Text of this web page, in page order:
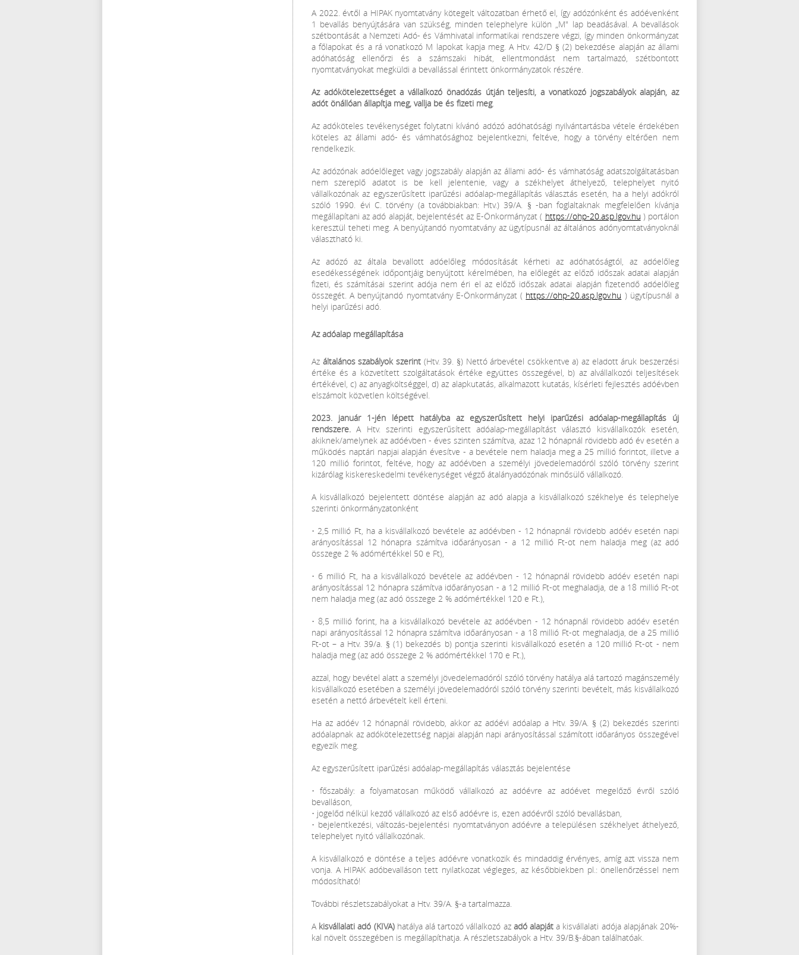
A 2022. évtől a HIPAK nyomtatvány kötegelt változatban érhető el, így adózónként és adóévenként
1 bevallás benyújtására van szükség, minden telephelyre külön „M" lap beadásával. A bevallások
szétbontását a Nemzeti Adó- és Vámhivatal informatikai rendszere végzi, így minden önkormányzat
a főlapokat és a rá vonatkozó M lapokat kapja meg. A Htv. 42/D § (2) bekezdése alapján az állami
adóhatóság ellenőrzi és a számszaki hibát, ellentmondást nem tartalmazó, szétbontott
nyomtatványokat megküldi a bevallással érintett önkormányzatok részére.
Az adókötelezettséget a vállalkozó önadózás útján teljesíti, a vonatkozó jogszabályok alapján, az
adót önállóan állapítja meg, vallja be és fizeti meg.
Az adóköteles tevékenységet folytatni kívánó adózó adóhatósági nyilvántartásba vétele érdekében
köteles az állami adó- és vámhatósághoz bejelentkezni, feltéve, hogy a törvény eltérően nem
rendelkezik.
Az adózónak adóelőleget vagy jogszabály alapján az állami adó- és vámhatóság adatszolgáltatásban
nem szereplő adatot is be kell jelentenie, vagy a székhelyet áthelyező, telephelyet nyitó
vállalkozónak az egyszerűsített iparűzési adóalap-megállapítás választás esetén, ha a helyi adókról
szóló 1990. évi C. törvény (a továbbiakban: Htv.) 39/A. § -ban foglaltaknak megfelelően kívánja
megállapítani az adó alapját, bejelentését az E-Önkormányzat ( https://ohp-20.asp.lgov.hu ) portálon
keresztül teheti meg. A benyújtandó nyomtatvány az ügytípusnál az általános adónyomtatványoknál
választható ki.
Az adózó az általa bevallott adóelőleg módosítását kérheti az adóhatóságtól, az adóelőleg
esedékességének időpontjáig benyújtott kérelmében, ha előlegét az előző időszak adatai alapján
fizeti, és számításai szerint adója nem éri el az előző időszak adatai alapján fizetendő adóelőleg
összegét. A benyújtandó nyomtatvány E-Önkormányzat ( https://ohp-20.asp.lgov.hu ) ügytípusnál a
helyi iparűzési adó.
Az adóalap megállapítása
Az általános szabályok szerint(Htv. 39. §) Nettó árbevétel csökkentve a) az eladott áruk beszerzési
értéke és a közvetített szolgáltatások értéke együttes összegével, b) az alvállalkozói teljesítések
értékével, c) az anyagköltséggel, d) az alapkutatás, alkalmazott kutatás, kísérleti fejlesztés adóévben
elszámolt közvetlen költségével.
2023. január 1-jén lépett hatályba az egyszerűsített helyi iparűzési adóalap-megállapítás új
rendszere. A Htv. szerinti egyszerűsített adóalap-megállapítást választó kisvállalkozók esetén,
akiknek/amelynek az adóévben - éves szinten számítva, azaz 12 hónapnál rövidebb adó év esetén a
működés naptári napjai alapján évesítve - a bevétele nem haladja meg a 25 millió forintot, illetve a
120 millió forintot, feltéve, hogy az adóévben a személyi jövedelemadóról szóló törvény szerint
kizárólag kiskereskedelmi tevékenységet végző átalányadózónak minősülő vállalkozó.
A kisvállalkozó bejelentett döntése alapján az adó alapja a kisvállalkozó székhelye és telephelye
szerinti önkormányzatonként
• 2,5 millió Ft, ha a kisvállalkozó bevétele az adóévben - 12 hónapnál rövidebb adóév esetén napi
arányosítással 12 hónapra számítva időarányosan - a 12 millió Ft-ot nem haladja meg (az adó
összege 2 % adómértékkel 50 e Ft),
• 6 millió Ft, ha a kisvállalkozó bevétele az adóévben - 12 hónapnál rövidebb adóév esetén napi
arányosítással 12 hónapra számítva időarányosan - a 12 millió Ft-ot meghaladja, de a 18 millió Ft-ot
nem haladja meg (az adó összege 2 % adómértékkel 120 e Ft.),
• 8,5 millió forint, ha a kisvállalkozó bevétele az adóévben - 12 hónapnál rövidebb adóév esetén
napi arányosítással 12 hónapra számítva időarányosan - a 18 millió Ft-ot meghaladja, de a 25 millió
Ft-ot – a Htv. 39/a. § (1) bekezdés b) pontja szerinti kisvállalkozó esetén a 120 millió Ft-ot - nem
haladja meg (az adó összege 2 % adómértékkel 170 e Ft.),
azzal, hogy bevétel alatt a személyi jövedelemadóról szóló törvény hatálya alá tartozó magánszemély
kisvállalkozó esetében a személyi jövedelemadóról szóló törvény szerinti bevételt, más kisvállalkozó
esetén a nettó árbevételt kell érteni.
Ha az adóév 12 hónapnál rövidebb, akkor az adóévi adóalap a Htv. 39/A. § (2) bekezdés szerinti
adóalapnak az adókötelezettség napjai alapján napi arányosítással számított időarányos összegével
egyezik meg.
Az egyszerűsített iparűzési adóalap-megállapítás választás bejelentése
• főszabály: a folyamatosan működő vállalkozó az adóévre az adóévet megelőző évről szóló
bevalláson,
• jogelőd nélkül kezdő vállalkozó az első adóévre is, ezen adóévről szóló bevallásban,
• bejelentkezési, változás-bejelentési nyomtatványon adóévre a településen székhelyet áthelyező,
telephelyet nyitó vállalkozónak.
A kisvállalkozó e döntése a teljes adóévre vonatkozik és mindaddig érvényes, amíg azt vissza nem
vonja. A HIPAK adóbevalláson tett nyilatkozat végleges, az későbbiekben pl.: önellenőrzéssel nem
módosítható!
További részletszabályokat a Htv. 39/A. §-a tartalmazza.
A kisvállalati adó (KIVA)hatálya alá tartozó vállalkozó az adó alapját a kisvállalati adója alapjának 20%-
kal növelt összegében is megállapíthatja. A részletszabályok a Htv. 39/B.§-ában találhatóak.